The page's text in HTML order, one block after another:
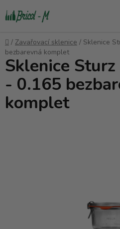
na
Domů
/ Zavařovací sklenice / Sklenice
bezbarevná komplet
Sklenice
- 0.165
komplet